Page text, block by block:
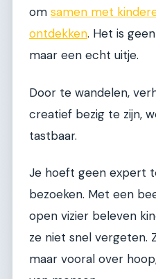
om samen met
ontdekken. Het is
maar een echt uitje.
Door te wandelen,
creatief bezig te zijn,
tastbaar.
Je hoeft geen expert
bezoeken. Met een
open vizier beleven
ze niet snel vergeten.
maar vooral over